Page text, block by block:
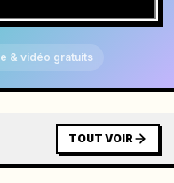
& vidéo gratuits
TOUT VOIR